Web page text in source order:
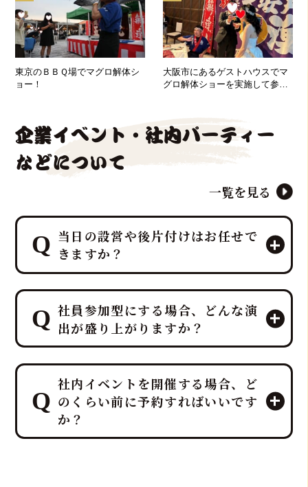
東京のＢＢＱ場でマグロ解体シ
ョー！
大阪市にあるゲストハウスでマ
グロ解体ショーを実施して参り
企業イベント・社内パーティー
などについて
一覧を見る
当日の設営や後片付けはお任せで
きますか？
はい、すべて「鮪達人」にお任せくだ
さい！ 幹事様や会場スタッフ様のお手
間は最小限に抑え、イベントに集中し
ていただける万全のサポート体制で臨
みます。
ホテルレベルのおもてなしをコンセプ
トにしており、企画・演出だけでな
く、設営から撤収まで全てを対応させ
ていただきます。
社員参加型にする場合、どんな演
出が盛り上がりますか？
プロのMCと、効果的なBGM・音響で
一体感のあるエンタメショーとなり、
大迫力の40キロ以上の「マグロ解体シ
ョー」や新鮮な部位の「最高の食体
験」レポートなどを通じて、会場の話
社内イベントを開催する場合、ど
のくらい前に予約すればいいです
か？